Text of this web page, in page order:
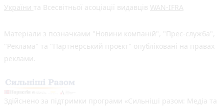
України та Всесвітньої асоціації видавців WAN-IFRA
Матеріали з позначками "Новини компаній", "Прес-служба",
"Реклама" та "Партнерський проєкт" опубліковані на правах
реклами.
Здійснено за підтримки програми «Сильніші разом: Медіа та